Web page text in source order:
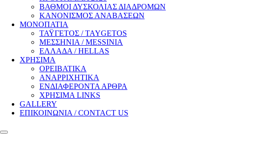
ΒΑΘΜΟΙ ΔΥΣΚΟΛΙΑΣ ΔΙΑΔΡΟΜΩΝ
ΚΑΝΟΝΙΣΜΟΣ ΑΝΑΒΑΣΕΩΝ
ΜΟΝΟΠΑΤΙΑ
ΤΑΫΓΕΤΟΣ / TAYGETOS
ΜΕΣΣΗΝΙΑ / MESSINIA
ΕΛΛΑΔΑ / HELLAS
ΧΡΗΣΙΜΑ
ΟΡΕΙΒΑΤΙΚΑ
ΑΝΑΡΡΙΧΗΤΙΚΑ
ΕΝΔΙΑΦΕΡΟΝΤΑ ΑΡΘΡΑ
ΧΡΗΣΙΜΑ LINKS
GALLERY
ΕΠΙΚΟΙΝΩΝΙΑ / CONTACT US